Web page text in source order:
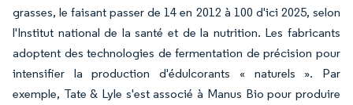
grasses, le faisant passer de 14 en 2012 à 100 d'ici 2025, selon
l'Institut national de la santé et de la nutrition. Les fabricants
adoptent des technologies de fermentation de précision pour
intensifier la production d'édulcorants « naturels ». Par
exemple, Tate & Lyle s'est associé à Manus Bio pour produire